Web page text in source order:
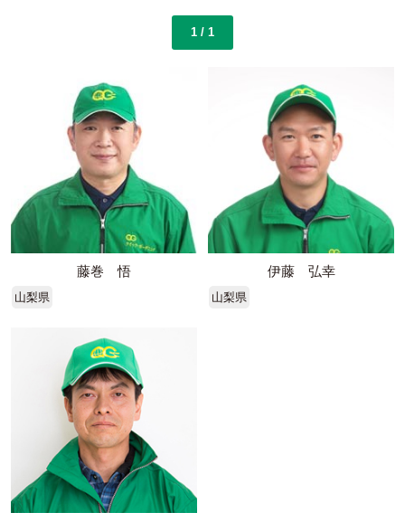
1 / 1
藤巻 悟
山梨県
伊藤 弘幸
山梨県